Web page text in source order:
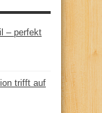
– perfekt
trifft auf